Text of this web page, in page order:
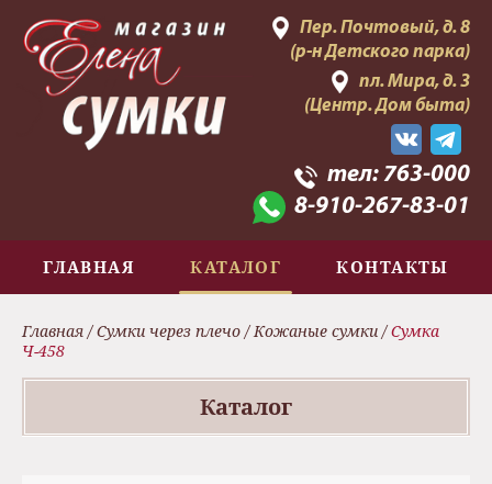
Пер. Почтовый, д. 8
(р-н Детского парка)
пл. Мира, д. 3
(Центр. Дом быта)
тел:763-000
8-910-267-83-01
ГЛАВНАЯ КАТАЛОГ КОНТАКТЫ
Главная/Сумки через плечо/Кожаные сумки /Сумка
Ч-458
Каталог